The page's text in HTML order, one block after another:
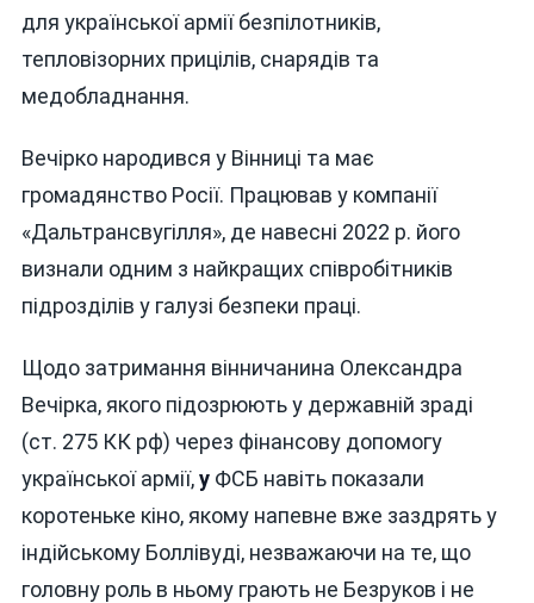
для української армії безпілотників,
тепловізорних прицілів, снарядів та
медобладнання.
Вечірко народився у Вінниці та має
громадянство Росії. Працював у компанії
«Дальтрансвугілля», де навесні 2022 р. його
визнали одним з найкращих співробітників
підрозділів у галузі безпеки праці.
Щодо затримання вінничанина Олександра
Вечірка, якого підозрюють у державній зраді
(ст. 275 КК рф) через фінансову допомогу
української армії,уФСБ навіть показали
коротеньке кіно, якому напевне вже заздрять у
індійському Боллівуді, незважаючи на те, що
головну роль в ньому грають не Безруков і не